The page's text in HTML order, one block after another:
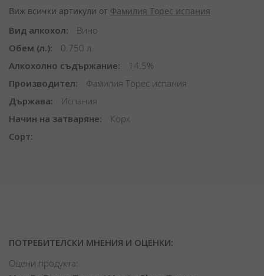
Виж всички артикули от Фамилия Торес испания
Вид алкохол
Вино
Обем (л.)
0.750 л.
Алкохолно съдържание
14.5%
Производител
Фамилия Торес испания
Държава
Испания
Начин на затваряне
Корк
Сорт
ПОТРЕБИТЕЛСКИ МНЕНИЯ И ОЦЕНКИ:
Оцени продукта: